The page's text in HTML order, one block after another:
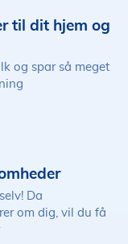
til dit hjem og
og spar så meget
Da
om dig, vil du få